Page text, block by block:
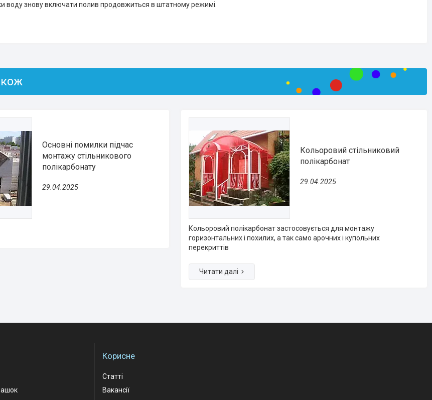
воду знову включати полив продовжиться в штатному режимі.
Основні помилки підчас
монтажу стільникового
полікарбонату
29.04.2025
Кольоровий стільниковий
полікарбонат
29.04.2025
Кольоровий полікарбонат застосовується для монтажу
горизонтальних і похилих, а так само арочних і купольних
перекриттів
Корисне
Статті
Вакансії